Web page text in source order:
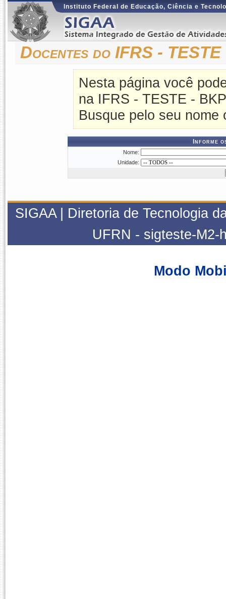
Instituto Federal de Educação, Ciência e
Docentes do IFRS -
Nesta página você
na IFRS - TESTE -
Busque pelo seu nome
Informe
Nome:
Unidade:
SIGAA | Diretoria de Tecnologia
UFRN - sigteste-
Modo